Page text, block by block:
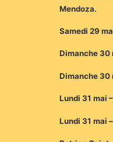
Mendoza.
Samedi 29
Dimanche 30
Dimanche 30
Lundi 31 mai
Lundi 31 mai